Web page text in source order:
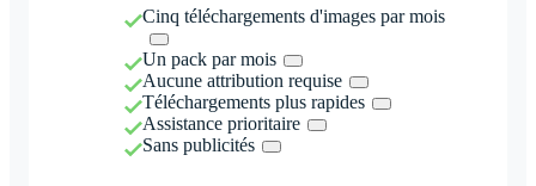
Cinq téléchargements d'images par mois
Un pack par mois
Aucune attribution requise
Téléchargements plus rapides
Assistance prioritaire
Sans publicités